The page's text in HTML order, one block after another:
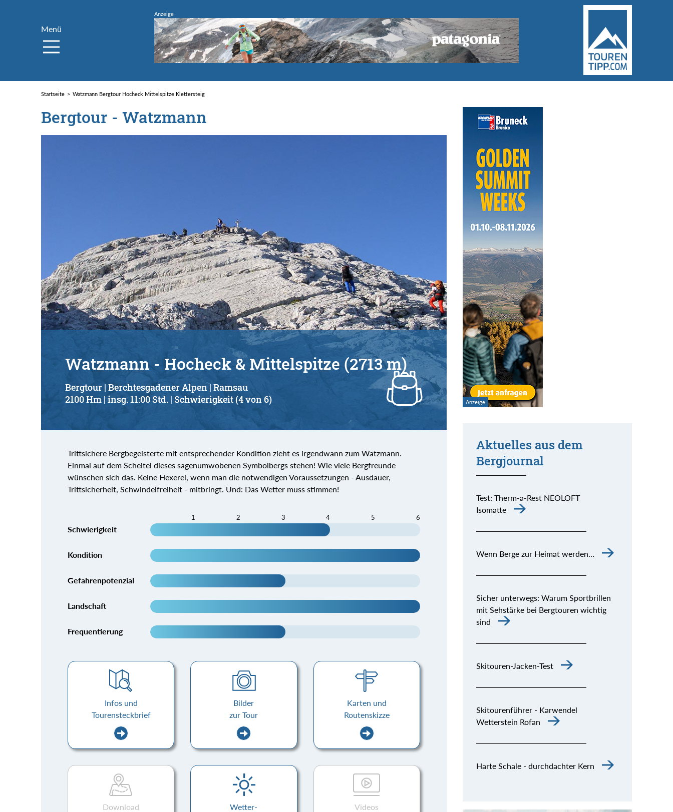
Menü
Startseite Watzmann Bergtour Hocheck Mittelspitze Klettersteig
Bergtour - Watzmann
Watzmann - Hocheck & Mittelspitze (2713 m)
Bergtour | Berchtesgadener Alpen | Ramsau
2100 Hm | insg. 11:00 Std. | Schwierigkeit (4 von 6)
Trittsichere Bergbegeisterte mit entsprechender Kondition zieht es irgendwann zum Watzmann.
Einmal auf dem Scheitel dieses sagenumwobenen Symbolbergs stehen! Wie viele Bergfreunde
wünschen sich das. Keine Hexerei, wenn man die notwendigen Voraussetzungen - Ausdauer,
Trittsicherheit, Schwindelfreiheit - mitbringt. Und: Das Wetter muss stimmen!
1 2 3 4 5 6
Schwierigkeit
Kondition
Gefahrenpotenzial
Landschaft
Frequentierung
Infos und
Tourensteckbrief
Bilder
zur Tour
Karten und
Routenskizze
Download
Wetter-
Videos
Aktuelles aus dem
Bergjournal
Test: Therm-a-Rest NEOLOFT
Isomatte
Wenn Berge zur Heimat werden…
Sicher unterwegs: Warum Sportbrillen
mit Sehstärke bei Bergtouren wichtig
sind
Skitouren-Jacken-Test
Skitourenführer - Karwendel
Wetterstein Rofan
Harte Schale - durchdachter Kern